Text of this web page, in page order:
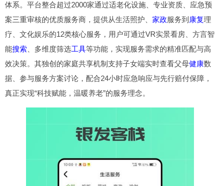
体系。平台整合超过2000家通过适老化设施、专业资质、应急预
案三重审核的优质服务商，提供从生活照护、 家政服务到 康复理
疗、文化娱乐的12类核心服务，用户可通过VR实景看房、方言智
能搜索、多维度筛选工具等功能，实现服务需求的精准匹配与高
效决策。其独创的家庭共享机制支持子女端实时查看父母健康数
据、参与服务方案讨论，配合24小时应急响应与先行赔付保障，
真正实现“科技赋能，温暖养老”的服务理念。